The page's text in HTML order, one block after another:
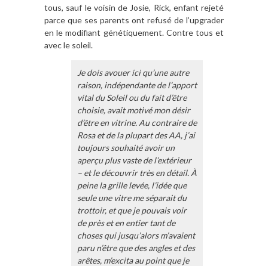
tous, sauf le voisin de Josie, Rick, enfant rejeté
parce que ses parents ont refusé de l’upgrader
en le modifiant génétiquement. Contre tous et
avec le soleil.
Je dois avouer ici qu’une autre
raison, indépendante de l’apport
vital du Soleil ou du fait d’être
choisie, avait motivé mon désir
d’être en vitrine. Au contraire de
Rosa et de la plupart des AA, j’ai
toujours souhaité avoir un
aperçu plus vaste de l’extérieur
– et le découvrir très en détail. À
peine la grille levée, l’idée que
seule une vitre me séparait du
trottoir, et que je pouvais voir
de près et en entier tant de
choses qui jusqu’alors m’avaient
paru n’être que des angles et des
arêtes, m’excita au point que je